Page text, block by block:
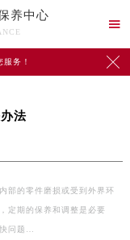
养中心

务！ 
法
部的零件磨损或受到外界环
定期的保养和调整是必要
问题…